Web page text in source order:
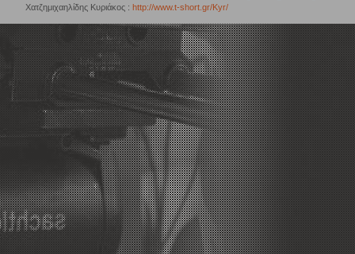
Χατζημιχαηλίδης Κυριάκος : http://www.t-short.gr/Kyr/